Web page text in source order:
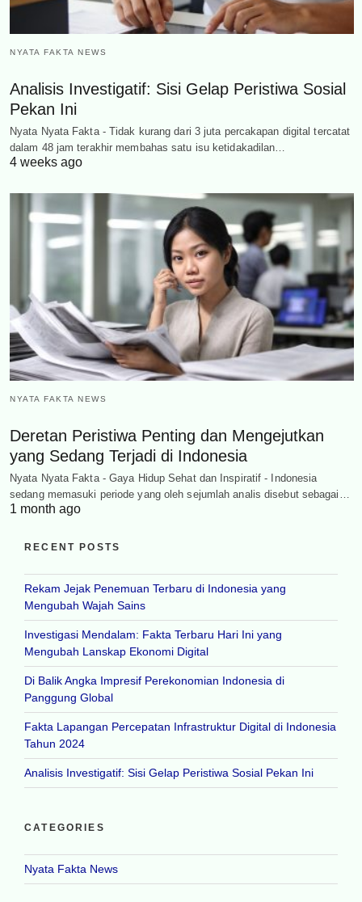
NYATA FAKTA NEWS
Analisis Investigatif: Sisi Gelap Peristiwa Sosial
Pekan Ini
Nyata Nyata Fakta - Tidak kurang dari 3 juta percakapan digital tercatat
dalam 48 jam terakhir membahas satu isu ketidakadilan…
4 weeks ago
NYATA FAKTA NEWS
Deretan Peristiwa Penting dan Mengejutkan
yang Sedang Terjadi di Indonesia
Nyata Nyata Fakta - Gaya Hidup Sehat dan Inspiratif - Indonesia
sedang memasuki periode yang oleh sejumlah analis disebut sebagai…
1 month ago
RECENT POSTS
Rekam Jejak Penemuan Terbaru di Indonesia yang
Mengubah Wajah Sains
Investigasi Mendalam: Fakta Terbaru Hari Ini yang
Mengubah Lanskap Ekonomi Digital
Di Balik Angka Impresif Perekonomian Indonesia di
Panggung Global
Fakta Lapangan Percepatan Infrastruktur Digital di Indonesia
Tahun 2024
Analisis Investigatif: Sisi Gelap Peristiwa Sosial Pekan Ini
CATEGORIES
Nyata Fakta News